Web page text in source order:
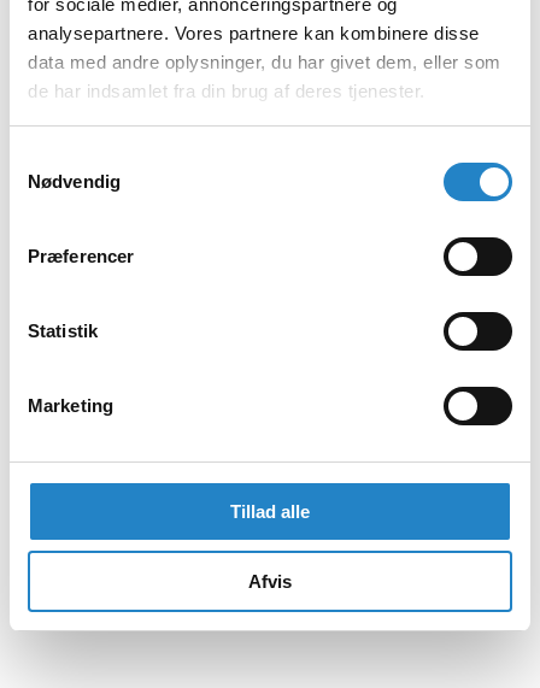
for sociale medier, annonceringspartnere og
analysepartnere. Vores partnere kan kombinere disse
data med andre oplysninger, du har givet dem, eller som
de har indsamlet fra din brug af deres tjenester.
Nødvendig
Præferencer
Statistik
Marketing
Tillad alle
Afvis